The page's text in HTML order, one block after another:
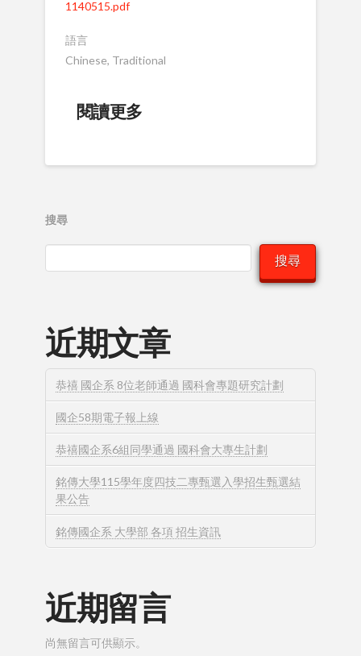
1140515.pdf
語言
Chinese, Traditional
閱讀更多
搜尋
搜尋
近期文章
恭禧 國企系 8位老師通過 國科會專題研究計劃
國企58期電子報上線
恭禧國企系6組同學通過 國科會大專生計劃
銘傳大學115學年度四技二專甄選入學招生甄選結
果公告
銘傳國企系 大學部 各項 招生資訊
近期留言
尚無留言可供顯示。